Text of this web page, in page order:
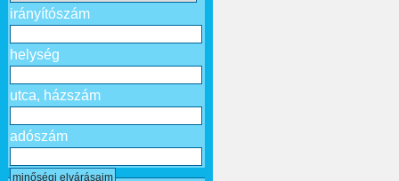
irányítószám
helység
utca, házszám
adószám
minőségi elvárásaim